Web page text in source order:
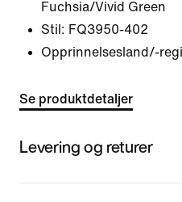
Fuchsia/Vivid Green
Stil: FQ3950-402
Opprinnelsesland/-
Se produktdetaljer
Levering og returer